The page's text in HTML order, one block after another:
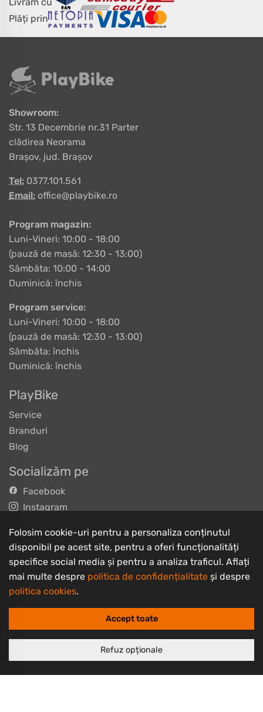
Plăți prin
Showroom:
Str. 13 Decembrie nr.31 Parter
clădirea Neorama
Brașov, jud. Brașov
Tel: 0377.101.561
Email: office@playbike.ro
Program magazin:
Luni-Vineri: 10:00 - 18:00
(pauză de masă: 12:30 - 13:00)
Sâmbăta: 10:00 - 14:00
Duminică: închis
Program service:
Luni-Vineri: 10:00 - 18:00
(pauză de masă: 12:30 - 13:00)
Sâmbăta: închis
Duminică: închis
PlayBike
Service
Branduri
Blog
Socializăm pe
Facebook
Instagram
YouTube
Informații clienți
Contact
Folosim cookie-uri pentru a personaliza conținutul
disponibil pe acest site, pentru a oferi funcționalități
specifice social media și pentru a analiza traficul. Aflați
mai multe despre politica de confidențialitate și despre
politica cookies.
Accept toate
Refuz opționale